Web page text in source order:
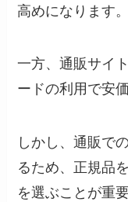
高めになります。
一方、通販サイ
ードの利用で安
しかし、通販で
るため、正規品
を選ぶことが重要